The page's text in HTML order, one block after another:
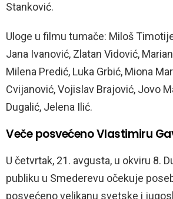
Stanković.
Uloge u filmu tumače: Miloš
Jana Ivanović, Zlatan Vidović,
Milena Predić, Luka Grbić, Miona
Cvijanović, Vojislav Brajović, Jovo
Dugalić, Jelena Ilić.
Veče posvećeno Vlastimiru
U četvrtak, 21. avgusta, u okviru 8.
publiku u Smederevu očekuje
posvećeno velikanu svetske i